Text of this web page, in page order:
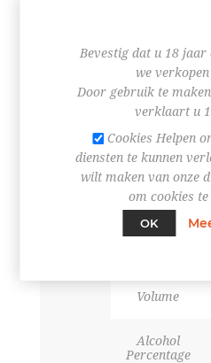
Volume
Alcohol
Percentage
Bevestig dat u 18
we verkopen
Door gebruik te
verklaart u
Cookies Helpen
diensten te kunnen
wilt maken van onze
om cookies
OK